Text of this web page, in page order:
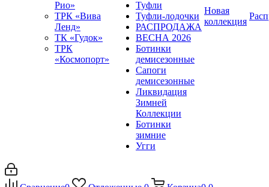
Рио»
ТРК «Вива
Ленд»
ТК «Гудок»
ТРК
«Космопорт»
Туфли
Туфли-лодочки
РАСПРОДАЖА
ВЕСНА 2026
Ботинки
демисезонные
Сапоги
демисезонные
Ликвидация
Зимней
Коллекции
Ботинки
зимние
Угги
Новая
коллекция